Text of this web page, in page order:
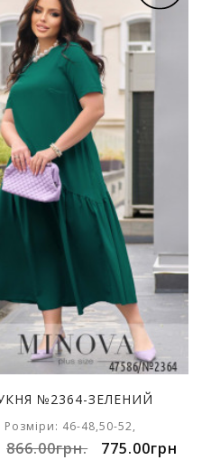
№2364-ЗЕЛЕНИЙ
Розміри: 46-48,50-52,
866.00грн.
775.00грн